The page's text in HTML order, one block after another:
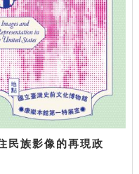
民族影像的再現政